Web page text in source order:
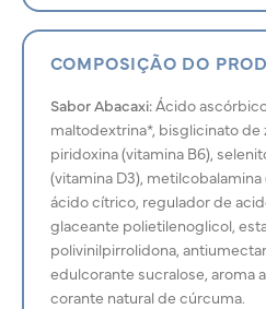
COMPOSIÇÃO DO
Sabor Abacaxi:Ácido
maltodextrina*, bisglicinato de
piridoxina (vitamina B6),
(vitamina D3), metilcobalamina
ácido cítrico, regulador de
glaceante polietilenoglicol,
polivinilpirrolidona,
edulcorante sucralose, aroma
corante natural de cúrcuma.